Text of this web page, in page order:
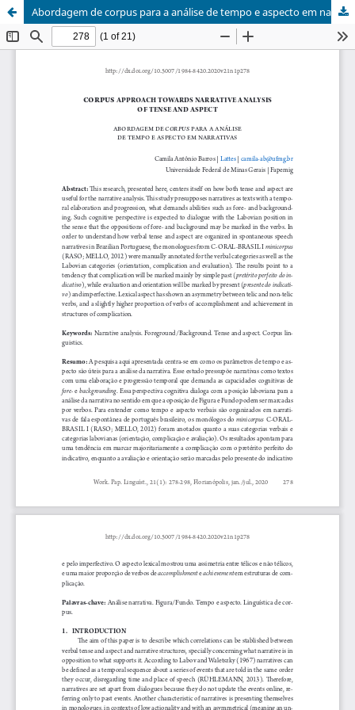
Abordagem de corpus para a análise de tempo e aspecto em narrativas